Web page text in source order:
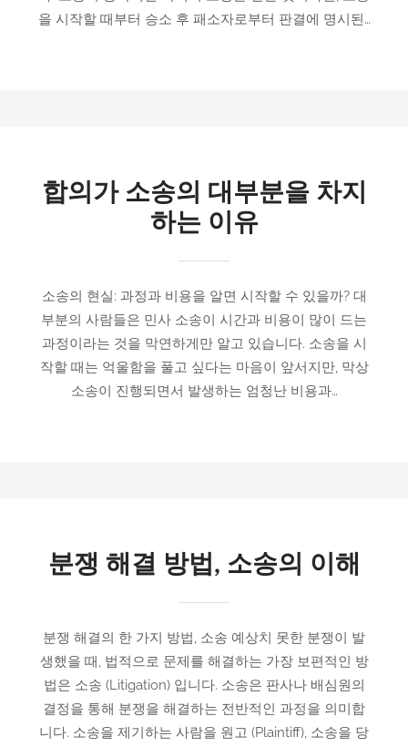
을 시작할 때부터 승소 후 패소자로부터 판결에 명시된…
합의가 소송의 대부분을 차지
하는 이유
소송의 현실: 과정과 비용을 알면 시작할 수 있을까? 대
부분의 사람들은 민사 소송이 시간과 비용이 많이 드는
과정이라는 것을 막연하게만 알고 있습니다. 소송을 시
작할 때는 억울함을 풀고 싶다는 마음이 앞서지만, 막상
소송이 진행되면서 발생하는 엄청난 비용과…
분쟁 해결 방법, 소송의 이해
분쟁 해결의 한 가지 방법, 소송 예상치 못한 분쟁이 발
생했을 때, 법적으로 문제를 해결하는 가장 보편적인 방
법은 소송 (Litigation) 입니다. 소송은 판사나 배심원의
결정을 통해 분쟁을 해결하는 전반적인 과정을 의미합
니다. 소송을 제기하는 사람을 원고 (Plaintiff), 소송을 당